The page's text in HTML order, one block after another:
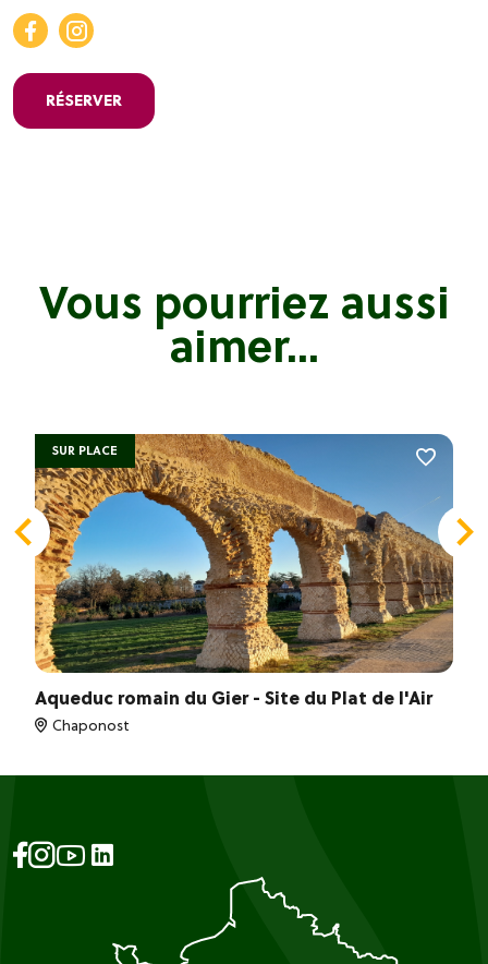
RÉSERVER
Vous pourriez aussi
aimer...
Aqueduc romain du Gier - Site du Plat de l'Air
Chaponost
SUR PLACE